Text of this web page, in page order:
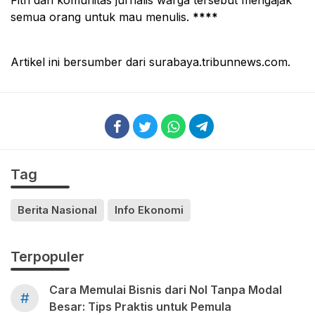
semua orang untuk mau menulis. ****
Artikel ini bersumber dari surabaya.tribunnews.com.
Tag
Berita Nasional Info Ekonomi
Terpopuler
#
Cara Memulai Bisnis dari Nol Tanpa Modal
Besar: Tips Praktis untuk Pemula